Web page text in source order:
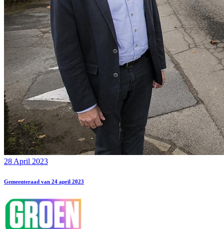
28 April 2023
Gemeenteraad van 24 april 2023